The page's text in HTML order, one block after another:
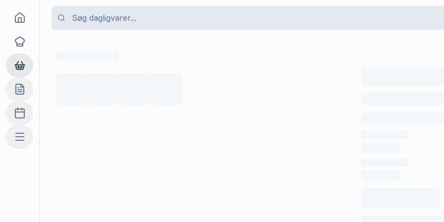
Goma
Opskrifter
Dagligvarer
Indkøbslisten
Madplan
Mere